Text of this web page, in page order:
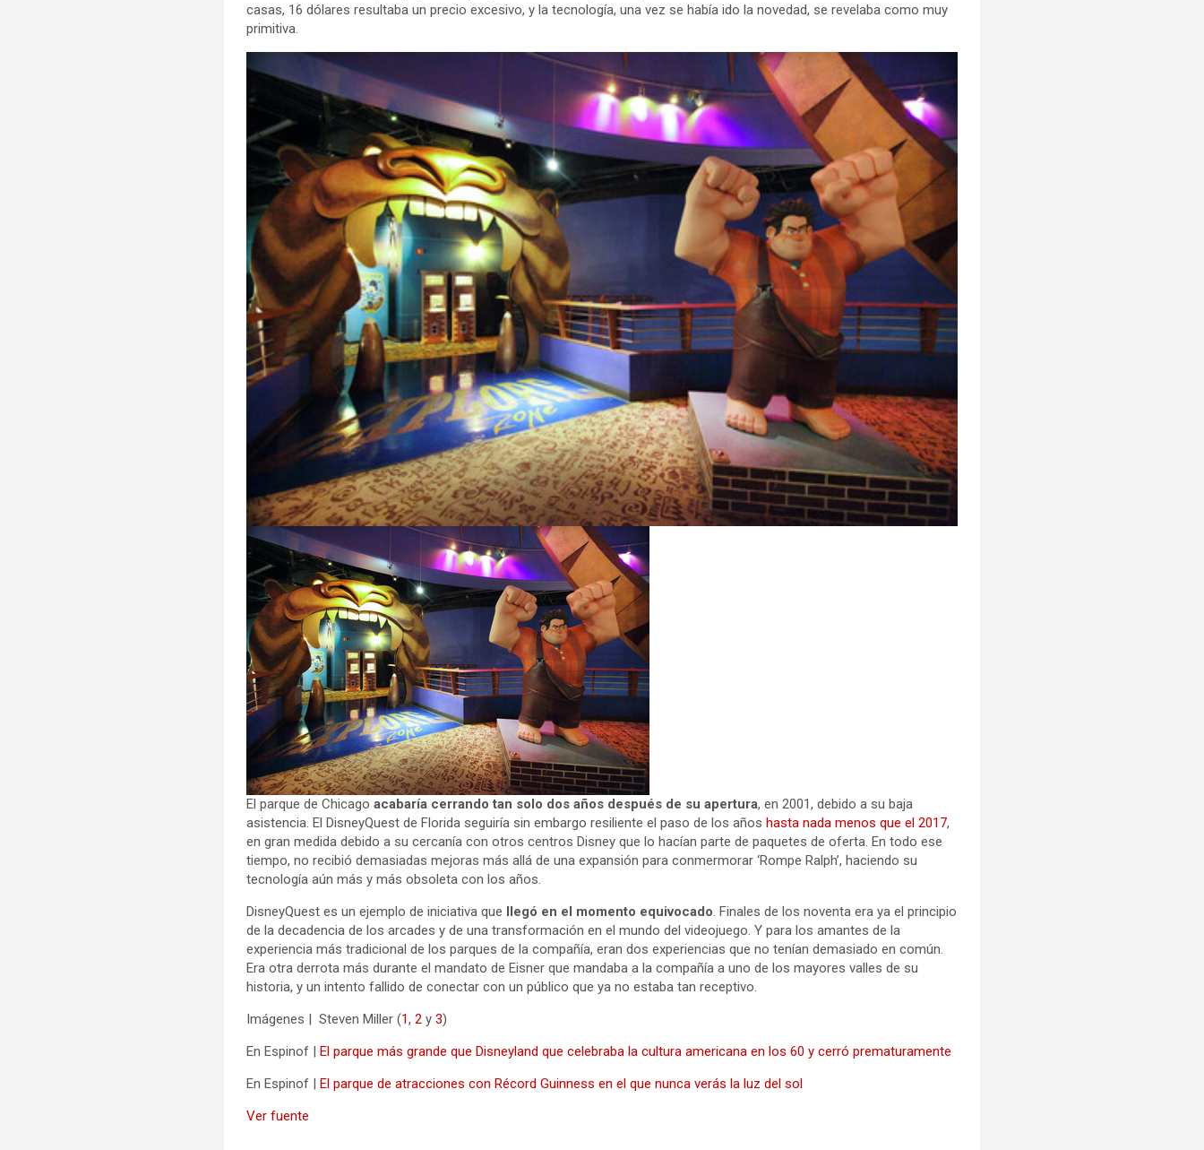
casas, 16 dólares resultaba un precio excesivo, y la tecnología, una vez se había ido la novedad, se revelaba como muy
primitiva.
El parque de Chicagoacabaría cerrando tan solo dos años después de su apertura, en 2001, debido a su baja
asistencia. El DisneyQuest de Florida seguiría sin embargo resiliente el paso de los añoshasta nada menos que el 2017,
en gran medida debido a su cercanía con otros centros Disney que lo hacían parte de paquetes de oferta. En todo ese
tiempo, no recibió demasiadas mejoras más allá de una expansión para conmermorar ‘Rompe Ralph’, haciendo su
tecnología aún más y más obsoleta con los años.
DisneyQuest es un ejemplo de iniciativa que llegó en el momento equivocado. Finales de los noventa era ya el principio
de la decadencia de los arcades y de una transformación en el mundo del videojuego. Y para los amantes de la
experiencia más tradicional de los parques de la compañía, eran dos experiencias que no tenían demasiado en común.
Era otra derrota más durante el mandato de Eisner que mandaba a la compañía a uno de los mayores valles de su
historia, y un intento fallido de conectar con un público que ya no estaba tan receptivo.
Imágenes | Steven Miller (1,2 y3)
En Espinof |El parque más grande que Disneyland que celebraba la cultura americana en los 60 y cerró prematuramente
En Espinof |El parque de atracciones con Récord Guinness en el que nunca verás la luz del sol
Ver fuente